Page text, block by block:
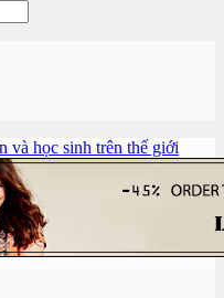
và học sinh trên thế giới